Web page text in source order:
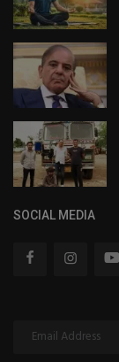
SOCIAL MEDIA